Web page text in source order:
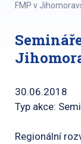
FMP v
30.06.2018
Typ akce:
Regionální